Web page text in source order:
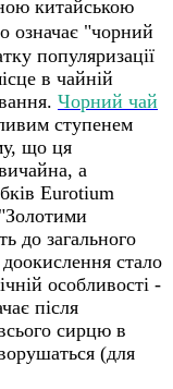
китайською
означає "чорний
популяризації
в чайній
Чорний чай
ступенем
що ця
а
Eurotium
до загального
стало
особливості -
після
сирцю в
(для